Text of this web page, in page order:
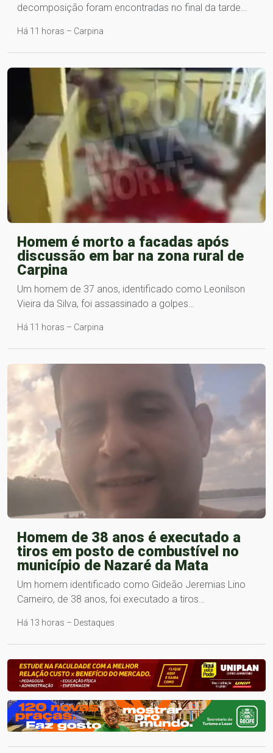
decomposição foram encontradas no final da tarde…
Há 11 horas – Carpina
Homem é morto a facadas após
discussão em bar na zona rural de
Carpina
Um homem de 37 anos, identificado como Leonilson
Vieira da Silva, foi assassinado a golpes…
Há 11 horas – Carpina
Homem de 38 anos é executado a
tiros em posto de combustível no
município de Nazaré da Mata
Um homem identificado como Gideão Jeremias Lino
Carneiro, de 38 anos, foi executado a tiros…
Há 13 horas – Destaques